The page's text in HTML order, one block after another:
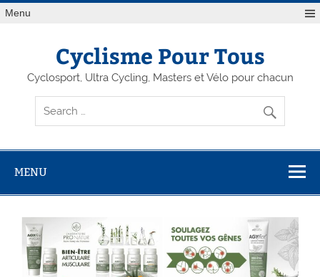
Menu
Cyclisme Pour Tous
Cyclosport, Ultra Cycling, Masters et Vélo pour chacun
MENU